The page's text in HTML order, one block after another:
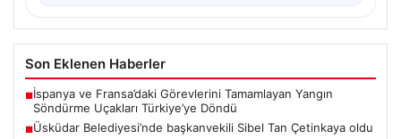
Son Eklenen Haberler
■İspanya ve Fransa’daki Görevlerini Tamamlayan Yangın
Söndürme Uçakları Türkiye’ye Döndü
■Üsküdar Belediyesi’nde başkanvekili Sibel Tan Çetinkaya oldu